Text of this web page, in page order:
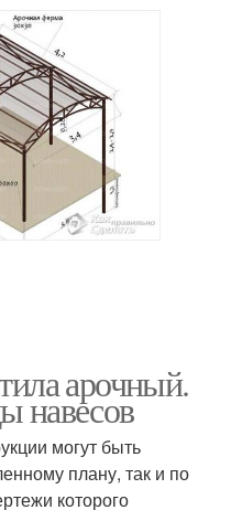
арочный.
навесов
могут быть
плану, так и по
которого